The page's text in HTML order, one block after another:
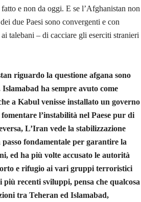
e non da oggi. E se l’Afghanistan non
due Paesi sono convergenti e con
talebani – di cacciare gli eserciti stranieri
riguardo la questione afgana sono
ha sempre avuto come
a Kabul venisse installato un governo
l’instabilità nel Paese pur di
L’Iran vede la stabilizzazione
fondamentale per garantire la
ed ha più volte accusato le autorità
e rifugio ai vari gruppi terroristici
più recenti sviluppi, pensa che qualcosa
tra Teheran ed Islamabad,